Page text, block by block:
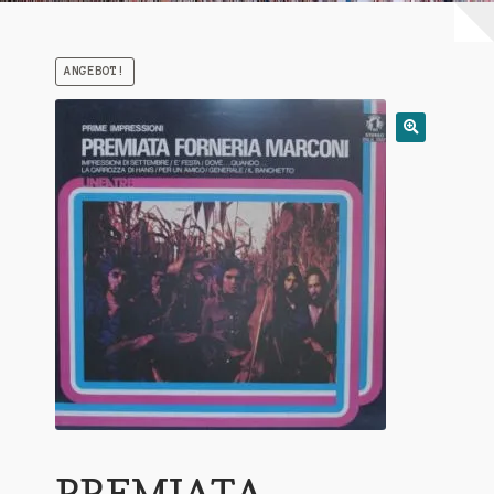
Mein Konto
ANGEBOT!